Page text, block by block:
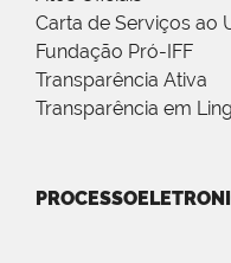
Carta de Serviços ao
Fundação Pró-IFF
Transparência Ativa
Transparência em